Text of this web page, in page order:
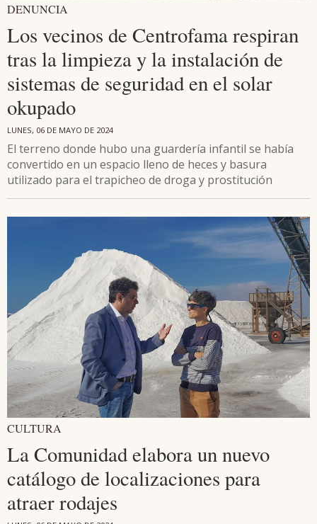
DENUNCIA
Los vecinos de Centrofama respiran
tras la limpieza y la instalación de
sistemas de seguridad en el solar
okupado
LUNES, 06 DE MAYO DE 2024
El terreno donde hubo una guardería infantil se había
convertido en un espacio lleno de heces y basura
utilizado para el trapicheo de droga y prostitución
CULTURA
La Comunidad elabora un nuevo
catálogo de localizaciones para
atraer rodajes